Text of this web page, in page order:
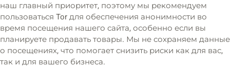
наш главный приоритет, поэтому мы рекомендуем
пользоваться Tor для обеспечения анонимности во
время посещения нашего сайта, особенно если вы
планируете продавать товары. Мы не сохраняем данные
о посещениях, что помогает снизить риски как для вас,
так и для вашего бизнеса.